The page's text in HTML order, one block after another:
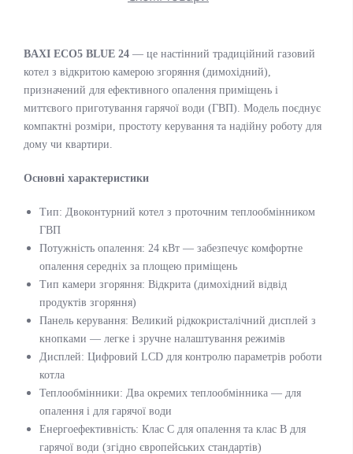
BAXI ECO5 BLUE 24 — це настінний традиційний газовий
котел з відкритою камерою згоряння (димохідний),
призначений для ефективного опалення приміщень і
миттєвого приготування гарячої води (ГВП). Модель поєднує
компактні розміри, простоту керування та надійну роботу для
дому чи квартири.
Основні характеристики
Тип: Двоконтурний котел з проточним теплообмінником
ГВП
Потужність опалення: 24 кВт — забезпечує комфортне
опалення середніх за площею приміщень
Тип камери згоряння: Відкрита (димохідний відвід
продуктів згоряння)
Панель керування: Великий рідкокристалічний дисплей з
кнопками — легке і зручне налаштування режимів
Дисплей: Цифровий LCD для контролю параметрів роботи
котла
Теплообмінники: Два окремих теплообмінника — для
опалення і для гарячої води
Енергоефективність: Клас C для опалення та клас B для
гарячої води (згідно європейських стандартів)